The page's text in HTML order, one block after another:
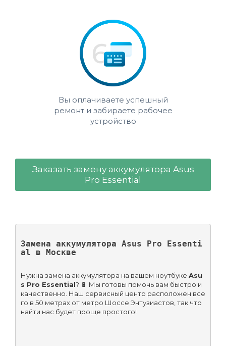
Вы оплачиваете успешный
ремонт и забираете рабочее
устройство
Заказать замену аккумулятора Asus
Pro Essential
Замена аккумулятора Asus Pro Essenti
al в Москве
Нужна замена аккумулятора на вашем ноутбуке Asu
s Pro Essential? 🔋 Мы готовы помочь вам быстро и
качественно. Наш сервисный центр расположен все
го в 50 метрах от метро Шоссе Энтузиастов, так что
найти нас будет проще простого!